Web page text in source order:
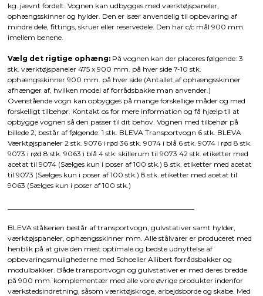
kg. jævnt fordelt. Vognen kan udbygges med værktøjspaneler,
ophængsskinner og hylder. Den er især anvendelig til opbevaring af
mindre dele, fittings, skruer eller reservedele. Den har c/c mål 900 mm.
imellem benene.
Vælg det rigtige ophæng:På vognen kan der placeres følgende: 3
stk. værktøjspaneler 475 x 900 mm. på hver side 7-10 stk.
ophængsskinner 900 mm. på hver side (Antallet af ophængsskinner
afhænger af, hvilken model af forrådsbakke man anvender.)
Ovenstående vogn kan opbygges på mange forskellige måder og med
forskelligt tilbehør. Kontakt os for mere information og få hjælp til at
opbygge vognen så den passer til dit behov. Vognen med tilbehør på
billede 2, består af følgende: 1 stk. BLEVA Transportvogn 6 stk. BLEVA
Værktøjspaneler 2 stk. 9076 i rød 36 stk. 9074 i blå 6 stk. 9074 i rød 8 stk.
9073 i rød 8 stk. 9063 i blå 4 stk. skillerum til 9073 42 stk. etiketter med
acetat til 9074 (Sælges kun i poser af 100 stk.) 8 stk. etiketter med acetat
til 9073 (Sælges kun i poser af 100 stk.) 8 stk. etiketter med acetat til
9063 (Sælges kun i poser af 100 stk.)
BLEVA stålserien består af transportvogn, gulvstativer samt hylder,
værktøjspaneler, ophængsskinner mm. Alle stålvarer er produceret med
henblik på at give den mest optimale og bedste udnyttelse af
opbevaringsmulighederne med Schoeller Allibert forrådsbakker og
modulbakker. Både transportvogn og gulvstativer er med deres bredde
på 900 mm. komplementær med alle vore øvrige produkter indenfor
værkstedsindretning, såsom værktøjskroge, arbejdsborde og skabe. Med